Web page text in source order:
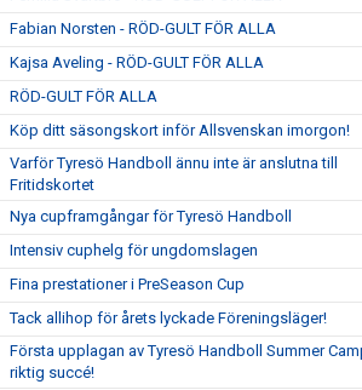
Fabian Norsten - RÖD-GULT FÖR ALLA
Kajsa Aveling - RÖD-GULT FÖR ALLA
RÖD-GULT FÖR ALLA
Köp ditt säsongskort inför Allsvenskan imorgon!
Varför Tyresö Handboll ännu inte är anslutna till
Fritidskortet
Nya cupframgångar för Tyresö Handboll
Intensiv cuphelg för ungdomslagen
Fina prestationer i PreSeason Cup
Tack allihop för årets lyckade Föreningsläger!
Första upplagan av Tyresö Handboll Summer
riktig succé!